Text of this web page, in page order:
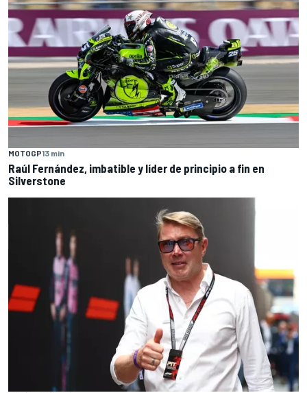
MOTOGP13 min
Raúl Fernández, imbatible y líder de principio a fin en
Silverstone